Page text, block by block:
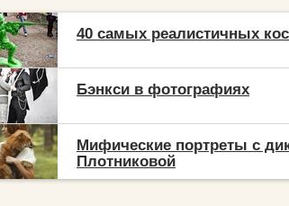
40 самых реалистичных
Бэнкси в фотографиях
Мифические портреты с
Плотниковой